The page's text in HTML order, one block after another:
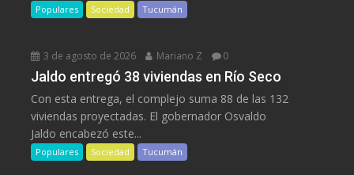
Populares Sociedad Tucumán
3 de agosto de 2026 Mariano Z 0
Jaldo entregó 38 viviendas en Río Seco
Con esta entrega, el complejo suma 88 de las 132
viviendas proyectadas. El gobernador Osvaldo
Jaldo encabezó este...
Populares Sociedad Tucumán